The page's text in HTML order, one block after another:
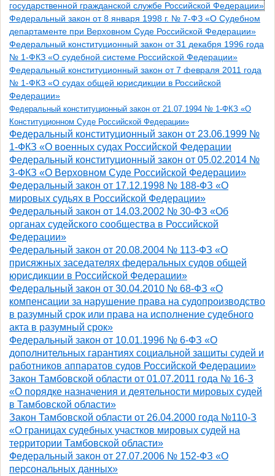
государственной гражданской службе Российской Федерации»
Федеральный закон от 8 января 1998 г. № 7-ФЗ «О Судебном
департаменте при Верховном Суде Российской Федерации»
Федеральный конституционный закон от 31 декабря 1996 года
№ 1-ФКЗ «О судебной системе Российской Федерации»
Федеральный конституционный закон от 7 февраля 2011 года
№ 1-ФКЗ «О судах общей юрисдикции в Российской
Федерации»
Федеральный конституционный закон от 21.07.1994 № 1-ФКЗ «О
Конституционном Суде Российской Федерации»
Федеральный конституционный закон от 23.06.1999 №
1-ФКЗ «О военных судах Российской Федерации
Федеральный конституционный закон от 05.02.2014 №
3-ФКЗ «О Верховном Суде Российской Федерации»
Федеральный закон от 17.12.1998 № 188-ФЗ «О
мировых судьях в Российской Федерации»
Федеральный закон от 14.03.2002 № 30-ФЗ «Об
органах судейского сообщества в Российской
Федерации»
Федеральный закон от 20.08.2004 № 113-ФЗ «О
присяжных заседателях федеральных судов общей
юрисдикции в Российской Федерации»
Федеральный закон от 30.04.2010 № 68-ФЗ «О
компенсации за нарушение права на судопроизводство
в разумный срок или права на исполнение судебного
акта в разумный срок»
Федеральный закон от 10.01.1996 № 6-ФЗ «О
дополнительных гарантиях социальной защиты судей и
работников аппаратов судов Российской Федерации»
Закон Тамбовской области от 01.07.2011 года № 16-З
«О порядке назначения и деятельности мировых судей
в Тамбовской области»
Закон Тамбовской области от 26.04.2000 года №110-З
«О границах судебных участков мировых судей на
территории Тамбовской области»
Федеральный закон от 27.07.2006 № 152-ФЗ «О
персональных данных»